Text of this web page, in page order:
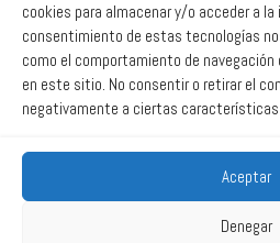
cookies para almacenar y/o acceder a
consentimiento de estas tecnologías
como el comportamiento de
en este sitio. No consentir o retirar el
negativamente a ciertas características
Aceptar
Denegar
Política de privacidad
Política de Sistema Interno de
Política de Cookies
Correo web